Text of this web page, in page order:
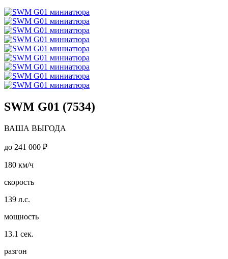
SWM G01 (7534)
ВАША ВЫГОДА
до 241 000 ₽
180 км/ч
скорость
139 л.с.
мощность
13.1 сек.
разгон